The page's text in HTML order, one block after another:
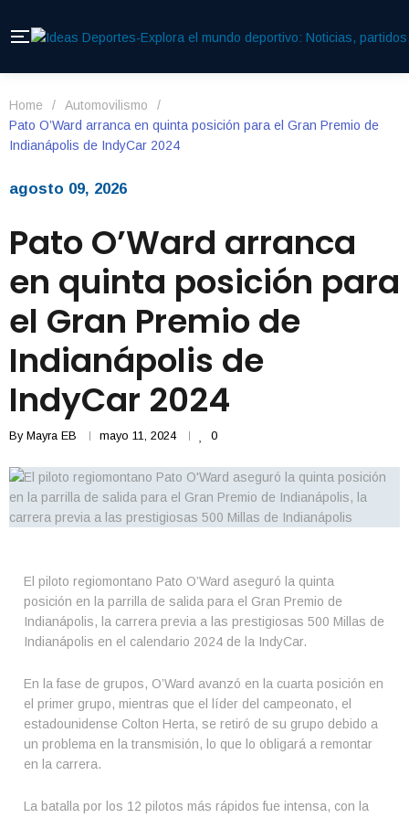
Home / Automovilismo
/
Pato O’Ward arranca en quinta posición para el Gran Premio de
Indianápolis de IndyCar 2024
agosto 09, 2026
Pato O’Ward arranca
en quinta posición para
el Gran Premio de
Indianápolis de
IndyCar 2024
By Mayra EB mayo 11, 2024 0
El piloto regiomontano Pato O’Ward aseguró la quinta
posición en la parrilla de salida para el Gran Premio de
Indianápolis, la carrera previa a las prestigiosas 500 Millas de
Indianápolis en el calendario 2024 de la IndyCar.
En la fase de grupos, O’Ward avanzó en la cuarta posición en
el primer grupo, mientras que el líder del campeonato, el
estadounidense Colton Herta, se retiró de su grupo debido a
un problema en la transmisión, lo que lo obligará a remontar
en la carrera.
La batalla por los 12 pilotos más rápidos fue intensa, con la